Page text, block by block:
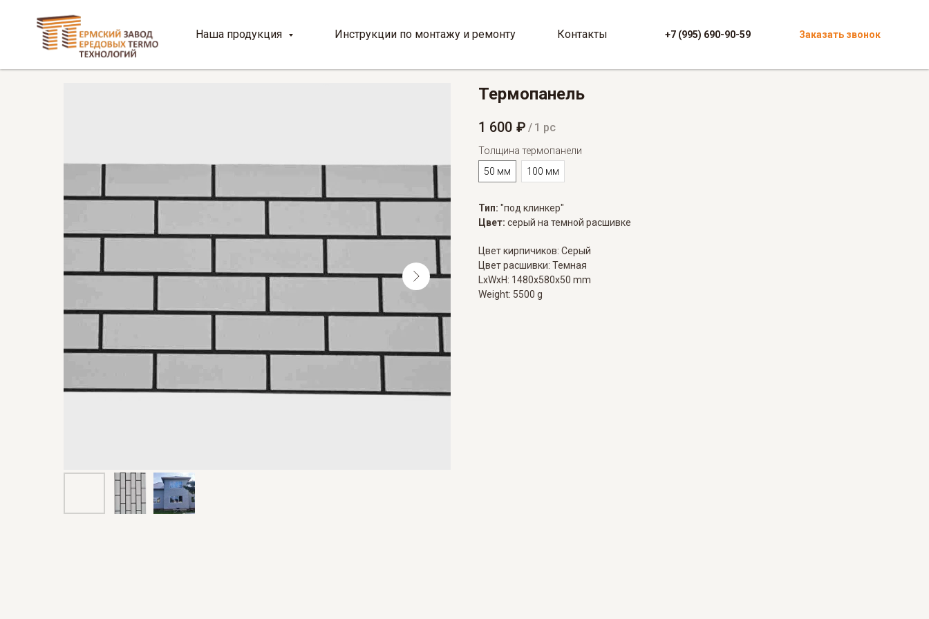
Наша продукция Инструкции по монтажу и ремонту Контакты +7 (995) 690-90-59 Заказать звонок
Термопанель
1 600 ₽ / 1 pc
Толщина термопанели
50 мм
100 мм
Тип: "под клинкер"
Цвет: серый на темной расшивке
Цвет кирпичиков: Серый
Цвет расшивки: Темная
LxWxH: 1480x580x50 mm
Weight: 5500 g